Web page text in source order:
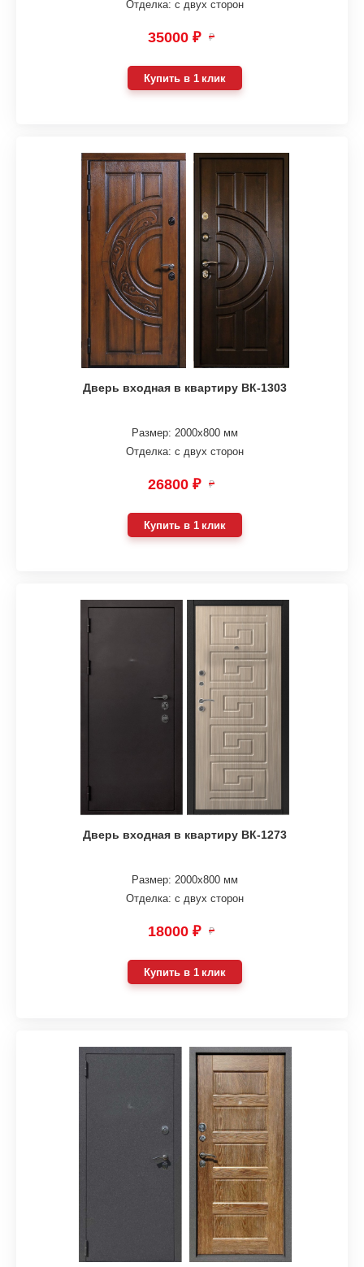
Отделка: с двух сторон
35000 ₽ ₽
Купить в 1 клик
Дверь входная в квартиру ВК-1303
Размер: 2000х800 мм
Отделка: с двух сторон
26800 ₽ ₽
Купить в 1 клик
Дверь входная в квартиру ВК-1273
Размер: 2000х800 мм
Отделка: с двух сторон
18000 ₽ ₽
Купить в 1 клик